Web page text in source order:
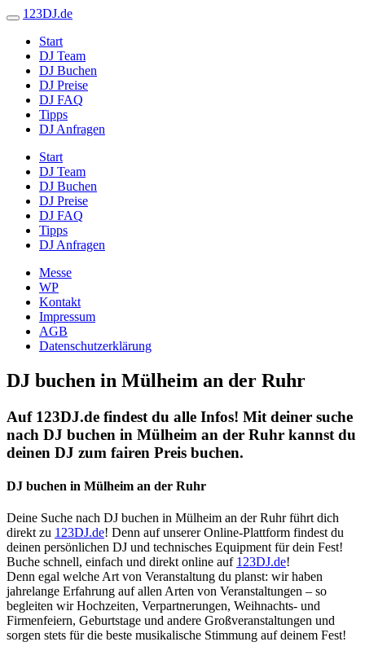
123DJ.de
Start
DJ Team
DJ Buchen
DJ Preise
DJ FAQ
Tipps
DJ Anfragen
Start
DJ Team
DJ Buchen
DJ Preise
DJ FAQ
Tipps
DJ Anfragen
Messe
WP
Kontakt
Impressum
AGB
Datenschutzerklärung
DJ buchen in Mülheim an der Ruhr
Auf 123DJ.de findest du alle Infos! Mit deiner suche
nach DJ buchen in Mülheim an der Ruhr kannst du
deinen DJ zum fairen Preis buchen.
DJ buchen in Mülheim an der Ruhr
Deine Suche nach DJ buchen in Mülheim an der Ruhr führt dich
direkt zu 123DJ.de! Denn auf unserer Online-Plattform findest du
deinen persönlichen DJ und technisches Equipment für dein Fest!
Buche schnell, einfach und direkt online auf 123DJ.de!
Denn egal welche Art von Veranstaltung du planst: wir haben
jahrelange Erfahrung auf allen Arten von Veranstaltungen – so
begleiten wir Hochzeiten, Verpartnerungen, Weihnachts- und
Firmenfeiern, Geburtstage und andere Großveranstaltungen und
sorgen stets für die beste musikalische Stimmung auf deinem Fest!